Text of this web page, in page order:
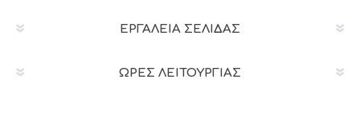
ΕΡΓΑΛΕΊΑ ΣΕΛΊΔΑΣ
ΩΡΕΣ ΛΕΙΤΟΥΡΓΙΑΣ